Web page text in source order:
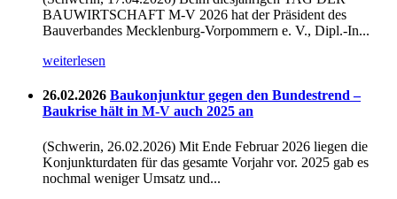
BAUWIRTSCHAFT M-V 2026 hat der Präsident des
Bauverbandes Mecklenburg‑Vorpommern e. V., Dipl.-In...
weiterlesen
26.02.2026 Baukonjunktur gegen den Bundestrend –
Baukrise hält in M-V auch 2025 an
(Schwerin, 26.02.2026) Mit Ende Februar 2026 liegen die
Konjunkturdaten für das gesamte Vorjahr vor. 2025 gab es
nochmal weniger Umsatz und...